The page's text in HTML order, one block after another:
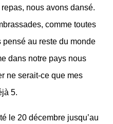
nous avons dansé.
comme toutes
pensé au reste du monde
dans notre pays nous
ne serait-ce que mes
5.
le 20 décembre jusqu’au